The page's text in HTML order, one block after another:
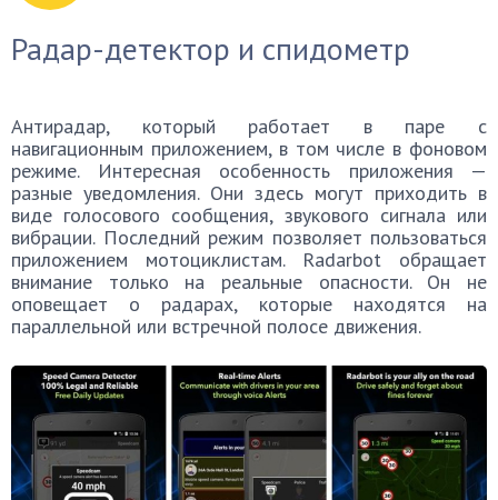
Радар-детектор и спидометр
Антирадар, который работает в паре с
навигационным приложением, в том числе в фоновом
режиме. Интересная особенность приложения —
разные уведомления. Они здесь могут приходить в
виде голосового сообщения, звукового сигнала или
вибрации. Последний режим позволяет пользоваться
приложением мотоциклистам. Radarbot обращает
внимание только на реальные опасности. Он не
оповещает о радарах, которые находятся на
параллельной или встречной полосе движения.